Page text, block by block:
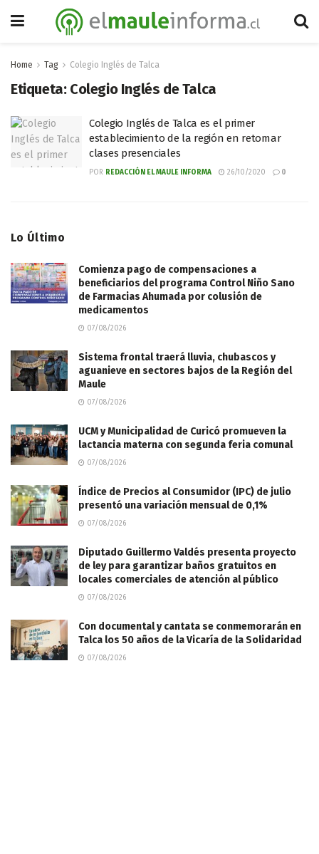
Home Tag Colegio Inglés de Talca
Etiqueta: Colegio Inglés de Talca
Colegio Inglés de Talca es el primer
establecimiento de la región en retomar
clases presenciales
POR REDACCIÓN EL MAULE INFORMA 26/10/2020 0
Lo Último
Comienza pago de compensaciones a
beneficiarios del programa Control Niño Sano
de Farmacias Ahumada por colusión de
medicamentos
07/08/2026
Sistema frontal traerá lluvia, chubascos y
aguanieve en sectores bajos de la Región del
Maule
07/08/2026
UCM y Municipalidad de Curicó promueven la
lactancia materna con segunda feria comunal
07/08/2026
Índice de Precios al Consumidor (IPC) de julio
presentó una variación mensual de 0,1%
07/08/2026
Diputado Guillermo Valdés presenta proyecto
de ley para garantizar baños gratuitos en
locales comerciales de atención al público
07/08/2026
Con documental y cantata se conmemorarán en
Talca los 50 años de la Vicaría de la Solidaridad
07/08/2026